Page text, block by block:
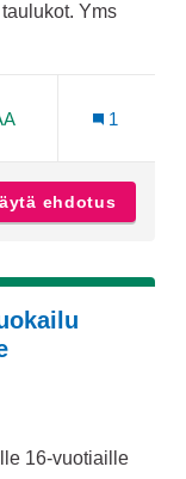
Yms
1
ehdotus
16-vuotiaille